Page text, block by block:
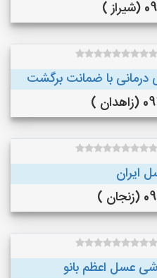
)
درمانی با ضمانت برگشت
)
ایران
)
عسل اعظم بانو